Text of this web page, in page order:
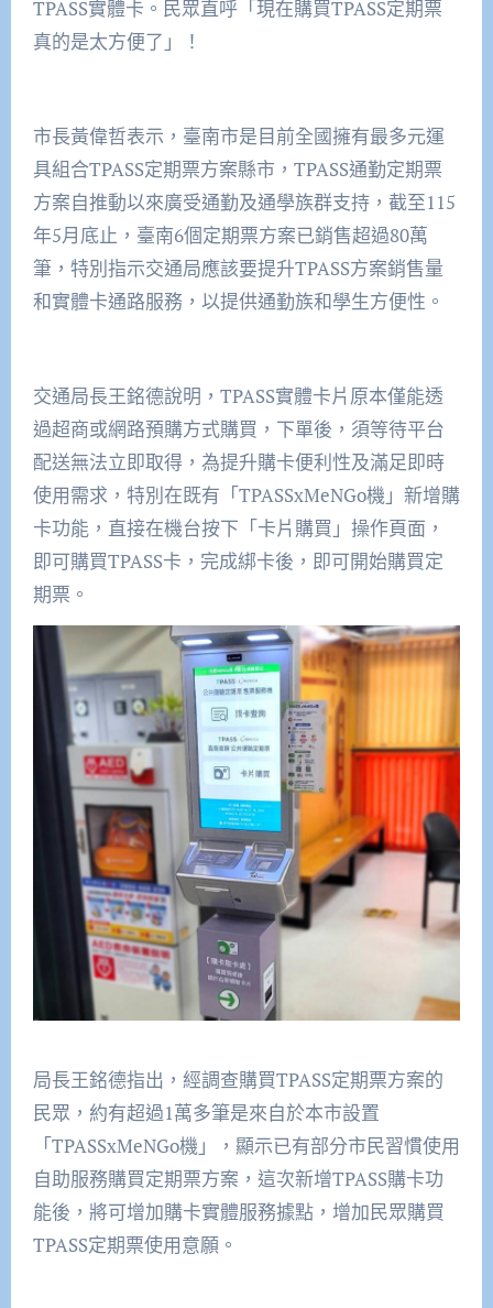
TPASS實體卡。民眾直呼「現在購買TPASS定期票
真的是太方便了」！
市長黃偉哲表示，臺南市是目前全國擁有最多元運
具組合TPASS定期票方案縣市，TPASS通勤定期票
方案自推動以來廣受通勤及通學族群支持，截至115
年5月底止，臺南6個定期票方案已銷售超過80萬
筆，特別指示交通局應該要提升TPASS方案銷售量
和實體卡通路服務，以提供通勤族和學生方便性。
交通局長王銘德說明，TPASS實體卡片原本僅能透
過超商或網路預購方式購買，下單後，須等待平台
配送無法立即取得，為提升購卡便利性及滿足即時
使用需求，特別在既有「TPASSxMeNGo機」新增購
卡功能，直接在機台按下「卡片購買」操作頁面，
即可購買TPASS卡，完成綁卡後，即可開始購買定
期票。
局長王銘德指出，經調查購買TPASS定期票方案的
民眾，約有超過1萬多筆是來自於本市設置
「TPASSxMeNGo機」，顯示已有部分市民習慣使用
自助服務購買定期票方案，這次新增TPASS購卡功
能後，將可增加購卡實體服務據點，增加民眾購買
TPASS定期票使用意願。